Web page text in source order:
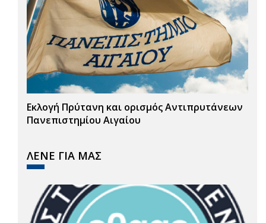
Εκλογή Πρύτανη και ορισμός Αντιπρυτάνεων
Πανεπιστημίου Αιγαίου
ΛΕΝΕ ΓΙΑ ΜΑΣ